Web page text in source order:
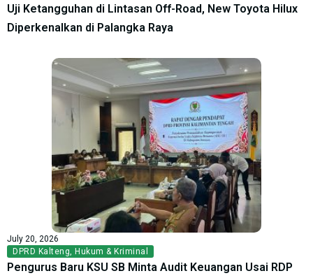
Uji Ketangguhan di Lintasan Off-Road, New Toyota Hilux
Diperkenalkan di Palangka Raya
July 20, 2026
DPRD Kalteng, Hukum & Kriminal
Pengurus Baru KSU SB Minta Audit Keuangan Usai RDP